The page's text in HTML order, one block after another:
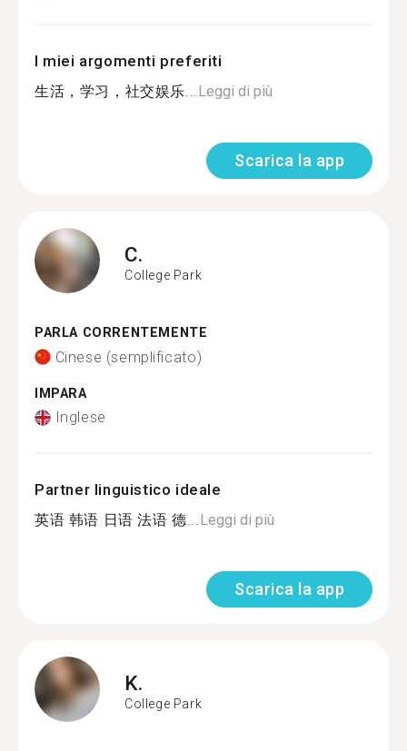
I miei argomenti preferiti
生活，学习，社交娱乐...Leggi di più
Scarica la app
C.
College Park
PARLA CORRENTEMENTE
Cinese (semplificato)
IMPARA
Inglese
Partner linguistico ideale
英语 韩语 日语 法语 德...Leggi di più
Scarica la app
K.
College Park